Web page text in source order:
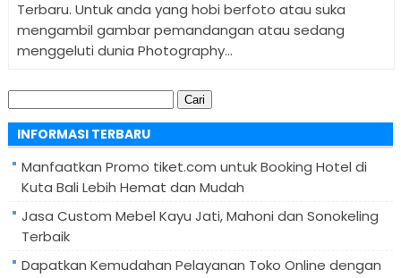
Terbaru. Untuk anda yang hobi berfoto atau suka
mengambil gambar pemandangan atau sedang
menggeluti dunia Photography...
Cari
untuk:
INFORMASI TERBARU
Manfaatkan Promo tiket.com untuk Booking Hotel di
Kuta Bali Lebih Hemat dan Mudah
Jasa Custom Mebel Kayu Jati, Mahoni dan Sonokeling
Terbaik
Dapatkan Kemudahan Pelayanan Toko Online dengan